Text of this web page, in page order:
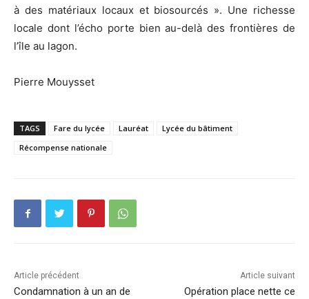
à des matériaux locaux et biosourcés ». Une richesse
locale dont l’écho porte bien au-delà des frontières de
l’île au lagon.
Pierre Mouysset
TAGS Fare du lycée Lauréat
Lycée du bâtiment
Récompense nationale
Article précédent
Condamnation à un an de
Article suivant
Opération place nette ce